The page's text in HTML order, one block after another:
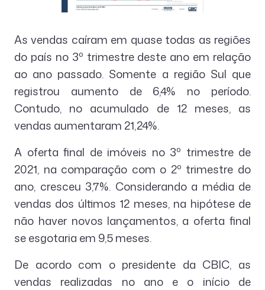
As vendas caíram em quase todas as regiões
do país no 3º trimestre deste ano em relação
ao ano passado. Somente a região Sul que
registrou aumento de 6,4% no período.
Contudo, no acumulado de 12 meses, as
vendas aumentaram 21,24%.
A oferta final de imóveis no 3º trimestre de
2021, na comparação com o 2º trimestre do
ano, cresceu 3,7%. Considerando a média de
vendas dos últimos 12 meses, na hipótese de
não haver novos lançamentos, a oferta final
se esgotaria em 9,5 meses.
De acordo com o presidente da CBIC, as
vendas realizadas no ano e o início de